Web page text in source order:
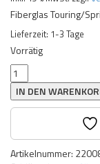
WAR:
72,90 €
IST:
Fiberglas Touring/
Lieferzeit: 1-3 Tage
Vorrätig
Fiberglas
Touring/Sprint
SLIDE-
IN
Board
Finne
IN DEN
Artikelnummer: